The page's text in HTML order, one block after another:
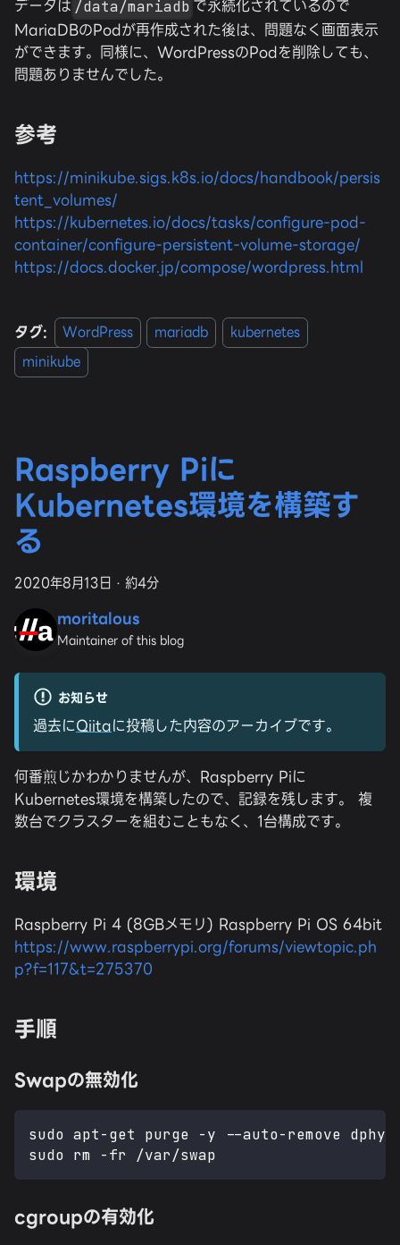
データは /data/mariadb で永続化されているので
MariaDBのPodが再作成された後は、問題なく画面表示
ができます。同様に、WordPressのPodを削除しても、
問題ありませんでした。
参考
https://minikube.sigs.k8s.io/docs/handbook/persis
tent_volumes/
https://kubernetes.io/docs/tasks/configure-pod-
container/configure-persistent-volume-storage/
https://docs.docker.jp/compose/wordpress.html
タグ: WordPress mariadb
kubernetes
minikube
Raspberry Piに
Kubernetes環境を構築す
る
2020年8月13日 · 約4分
moritalous
Maintainer of this blog
お知らせ
過去にQiitaに投稿した内容のアーカイブです。
何番煎じかわかりませんが、Raspberry Piに
Kubernetes環境を構築したので、記録を残します。 複
数台でクラスターを組むこともなく、1台構成です。
環境
Raspberry Pi 4 (8GBメモリ) Raspberry Pi OS 64bit
https://www.raspberrypi.org/forums/viewtopic.ph
p?f=117&t=275370
手順
Swapの無効化
sudo apt-get purge -y --auto-remove
sudo rm -fr /var/swap
cgroupの有効化